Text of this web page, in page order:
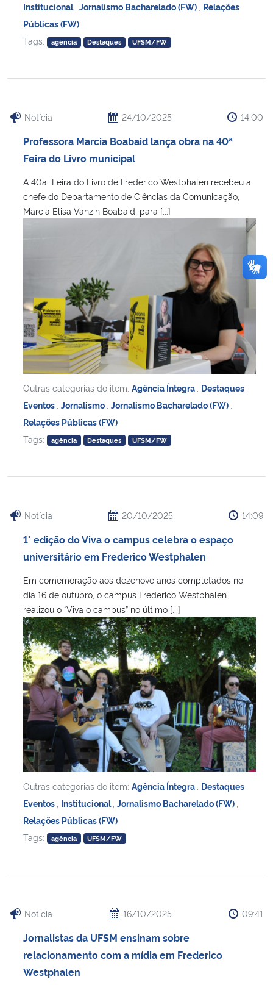
Institucional Jornalismo Bacharelado (FW) Relações
Públicas (FW)
Tags:
agência Destaques UFSM/FW
Notícia 24/10/2025 14:00
Professora Marcia Boabaid lança obra na 40ª
Feira do Livro municipal
A 40a Feira do Livro de Frederico Westphalen recebeu a
chefe do Departamento de Ciências da Comunicação,
Marcia Elisa Vanzin Boabaid, para [...]
Outras categorias do item: Agência Íntegra Destaques
Eventos Jornalismo Jornalismo Bacharelado (FW)
Relações Públicas (FW)
Tags:
agência Destaques UFSM/FW
Notícia 20/10/2025 14:09
1° edição do Viva o campus celebra o espaço
universitário em Frederico Westphalen
Em comemoração aos dezenove anos completados no
dia 16 de outubro, o campus Frederico Westphalen
realizou o “Viva o campus” no último [...]
Outras categorias do item: Agência Íntegra Destaques
Eventos Institucional Jornalismo Bacharelado (FW)
Relações Públicas (FW)
Tags:
agência UFSM/FW
Notícia 16/10/2025 09:41
Jornalistas da UFSM ensinam sobre
relacionamento com a mídia em Frederico
Westphalen